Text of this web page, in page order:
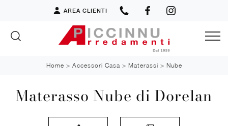
AREA CLIENTI
Home > Accessori Casa > Materassi > Nube
Materasso Nube di Dorelan